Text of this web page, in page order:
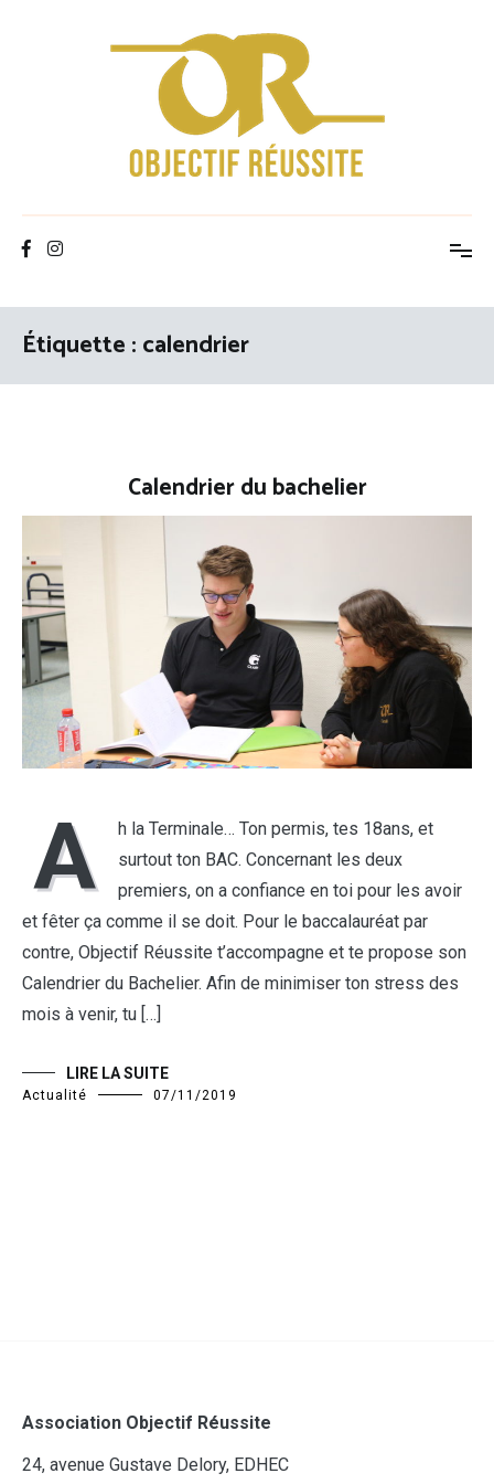
Objectif Réussite
Étiquette :calendrier
Calendrier du bachelier
A
h la Terminale… Ton permis, tes 18ans, et
surtout ton BAC. Concernant les deux
premiers, on a confiance en toi pour les avoir
et fêter ça comme il se doit. Pour le baccalauréat par
contre, Objectif Réussite t’accompagne et te propose son
Calendrier du Bachelier. Afin de minimiser ton stress des
mois à venir, tu […]
LIRE LA SUITE
Actualité 07/11/2019
Association Objectif Réussite
24, avenue Gustave Delory, EDHEC